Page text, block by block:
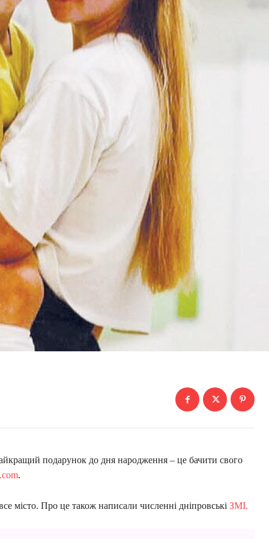
подарунок до дня народження – це бачити свого
.
місто. Про це також написали численні дніпровські ЗМІ.